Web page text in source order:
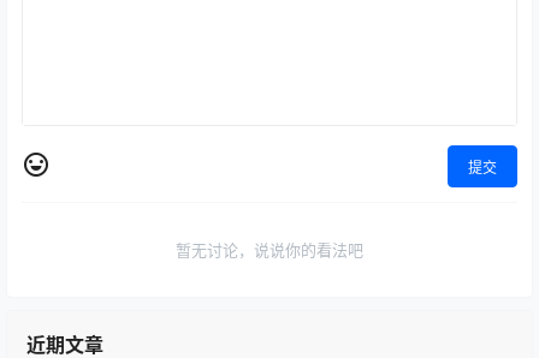
提交
暂无讨论，说说你的看法吧
近期文章